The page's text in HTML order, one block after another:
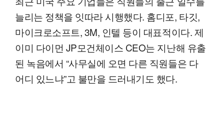
늘리는 정책을 잇따라 시행했다. 홈디포, 타깃,
마이크로소프트, 3M, 인텔 등이 대표적이다. 제
이미 다이먼 JP모건체이스 CEO는 지난해 유출
된 녹음에서 “사무실에 오면 다른 직원들은 다
어디 있느냐”고 불만을 드러내기도 했다.